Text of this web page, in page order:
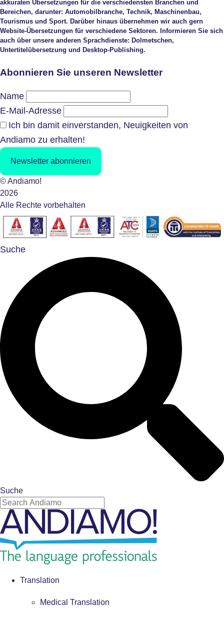
akkuraten Übersetzungen für die verschiedensten Branchen und
Bereichen, darunter: Automobilbranche, Technik, Maschinenbau,
Tourismus und Sport. Darüber hinaus übernehmen wir auch gern
Website-Übersetzungen für verschiedene Sektoren. Informieren Sie sich
auch über unsere anderen Sprachdienste: Dolmetschen,
Untertitelübersetzung und Desktop-Publishing.
Abonnieren Sie unseren Newsletter
Name
E-Mail-Adresse
Ich bin damit einverstanden, Neuigkeiten von
Andiamo zu erhalten!
Newsletter abonnieren
© Andiamo!
2026
Alle Rechte vorbehalten
Suche
Suche
Translation
Medical Translation